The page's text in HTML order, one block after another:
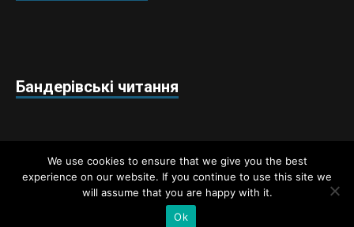
Бандерівські читання
Недержавний аналітичний центр «Українські студії
стратегічних досліджень» © 2018 / Всі права захищено
We use cookies to ensure that we give you the best
experience on our website. If you continue to use this site we
will assume that you are happy with it.
Ok